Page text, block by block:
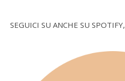
SEGUICI SU ANCHE SU